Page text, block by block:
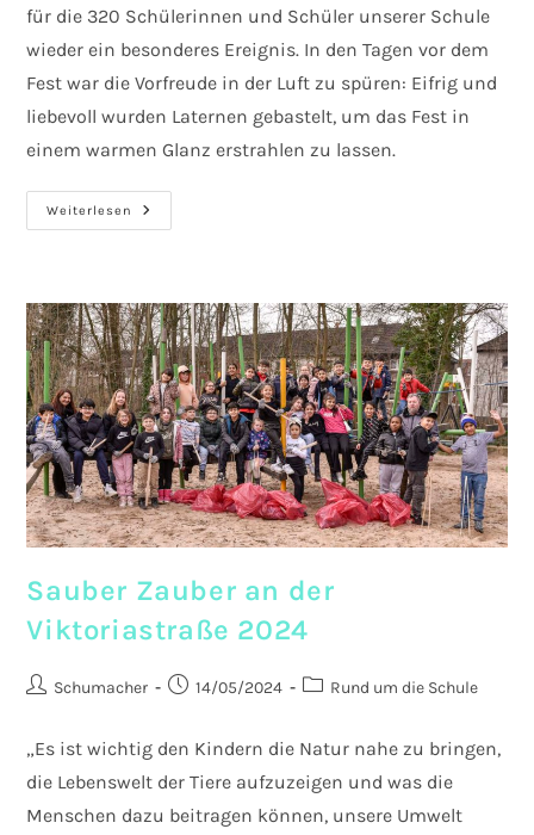
für die 320 Schülerinnen und Schüler unserer Schule
wieder ein besonderes Ereignis. In den Tagen vor dem
Fest war die Vorfreude in der Luft zu spüren: Eifrig und
liebevoll wurden Laternen gebastelt, um das Fest in
einem warmen Glanz erstrahlen zu lassen.
Weiterlesen
Sankt
Martin:
Und
Des
Lichtes
Sauber Zauber an der
Viktoriastraße 2024
Beitrags-
Schumacher
Beitrag14/05/2024
Beitrags-
Rund um die Schule
„Es ist wichtig den Kindern die Natur nahe zu bringen,
die Lebenswelt der Tiere aufzuzeigen und was die
Menschen dazu beitragen können, unsere Umwelt